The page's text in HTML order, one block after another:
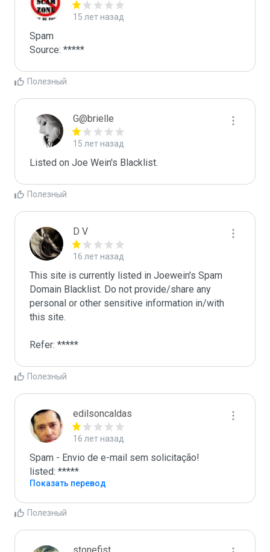
15 лет назад
Spam
Source: *****
Полезный
G@brielle
15 лет назад
Listed on Joe Wein's Blacklist.
Полезный
D V
16 лет назад
This site is currently listed in Joewein's Spam
Domain Blacklist. Do not provide/share any
personal or other sensitive information in/with
this site.
Refer: *****
Полезный
edilsoncaldas
16 лет назад
Spam - Envio de e-mail sem solicitação!
listed: *****
Показать перевод
Полезный